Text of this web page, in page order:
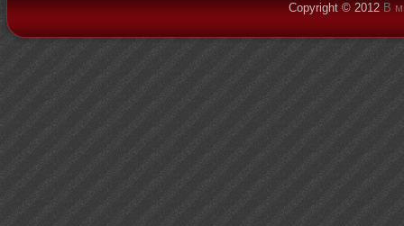
Copyright © 2012 В